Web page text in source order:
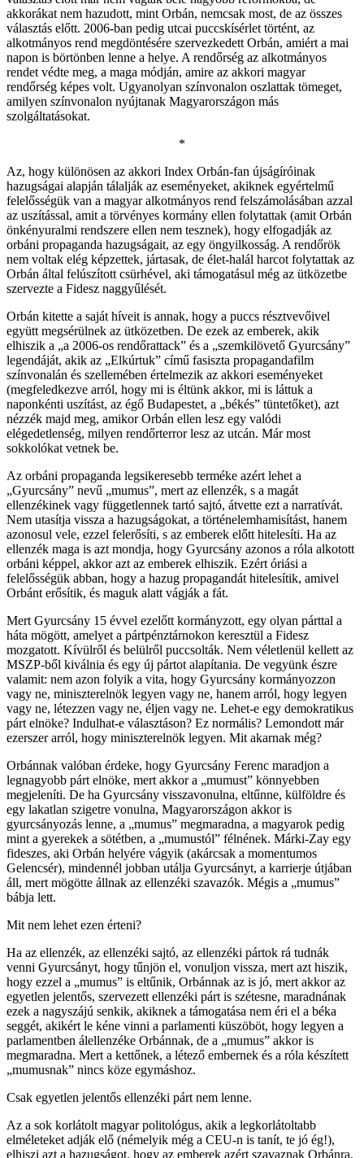
akkorákat nem hazudott, mint Orbán, nemcsak most, de az összes
választás előtt. 2006-ban pedig utcai puccskísérlet történt, az
alkotmányos rend megdöntésére szervezkedett Orbán, amiért a mai
napon is börtönben lenne a helye. A rendőrség az alkotmányos
rendet védte meg, a maga módján, amire az akkori magyar
rendőrség képes volt. Ugyanolyan színvonalon oszlattak tömeget,
amilyen színvonalon nyújtanak Magyarországon más
szolgáltatásokat.
*
Az, hogy különösen az akkori Index Orbán-fan újságíróinak
hazugságai alapján tálalják az eseményeket, akiknek egyértelmű
felelősségük van a magyar alkotmányos rend felszámolásában azzal
az uszítással, amit a törvényes kormány ellen folytattak (amit Orbán
önkényuralmi rendszere ellen nem tesznek), hogy elfogadják az
orbáni propaganda hazugságait, az egy öngyilkosság. A rendőrök
nem voltak elég képzettek, jártasak, de élet-halál harcot folytattak az
Orbán által felúszított csürhével, aki támogatásul még az ütközetbe
szervezte a Fidesz naggyűlését.
Orbán kitette a saját híveit is annak, hogy a puccs résztvevőivel
együtt megsérülnek az ütközetben. De ezek az emberek, akik
elhiszik a „a 2006-os rendőrattack” és a „szemkilövető Gyurcsány”
legendáját, akik az „Elkúrtuk” című fasiszta propagandafilm
színvonalán és szellemében értelmezik az akkori eseményeket
(megfeledkezve arról, hogy mi is éltünk akkor, mi is láttuk a
naponkénti uszítást, az égő Budapestet, a „békés” tüntetőket), azt
nézzék majd meg, amikor Orbán ellen lesz egy valódi
elégedetlenség, milyen rendőrterror lesz az utcán. Már most
sokkolókat vetnek be.
Az orbáni propaganda legsikeresebb terméke azért lehet a
„Gyurcsány” nevű „mumus”, mert az ellenzék, s a magát
ellenzékinek vagy függetlennek tartó sajtó, átvette ezt a narratívát.
Nem utasítja vissza a hazugságokat, a történelemhamisítást, hanem
azonosul vele, ezzel felerősíti, s az emberek előtt hitelesíti. Ha az
ellenzék maga is azt mondja, hogy Gyurcsány azonos a róla alkotott
orbáni képpel, akkor azt az emberek elhiszik. Ezért óriási a
felelősségük abban, hogy a hazug propagandát hitelesítik, amivel
Orbánt erősítik, és maguk alatt vágják a fát.
Mert Gyurcsány 15 évvel ezelőtt kormányzott, egy olyan párttal a
háta mögött, amelyet a pártpénztárnokon keresztül a Fidesz
mozgatott. Kívülről és belülről puccsolták. Nem véletlenül kellett az
MSZP-ből kiválnia és egy új pártot alapítania. De vegyünk észre
valamit: nem azon folyik a vita, hogy Gyurcsány kormányozzon
vagy ne, miniszterelnök legyen vagy ne, hanem arról, hogy legyen
vagy ne, létezzen vagy ne, éljen vagy ne. Lehet-e egy demokratikus
párt elnöke? Indulhat-e választáson? Ez normális? Lemondott már
ezerszer arról, hogy miniszterelnök legyen. Mit akarnak még?
Orbánnak valóban érdeke, hogy Gyurcsány Ferenc maradjon a
legnagyobb párt elnöke, mert akkor a „mumust” könnyebben
megjeleníti. De ha Gyurcsány visszavonulna, eltűnne, külföldre és
egy lakatlan szigetre vonulna, Magyarországon akkor is
gyurcsányozás lenne, a „mumus” megmaradna, a magyarok pedig
mint a gyerekek a sötétben, a „mumustól” félnének. Márki-Zay egy
fideszes, aki Orbán helyére vágyik (akárcsak a momentumos
Gelencsér), mindennél jobban utálja Gyurcsányt, a karrierje útjában
áll, mert mögötte állnak az ellenzéki szavazók. Mégis a „mumus”
bábja lett.
Mit nem lehet ezen érteni?
Ha az ellenzék, az ellenzéki sajtó, az ellenzéki pártok rá tudnák
venni Gyurcsányt, hogy tűnjön el, vonuljon vissza, mert azt hiszik,
hogy ezzel a „mumus” is eltűnik, Orbánnak az is jó, mert akkor az
egyetlen jelentős, szervezett ellenzéki párt is szétesne, maradnának
ezek a nagyszájú senkik, akiknek a támogatása nem éri el a béka
seggét, akikért le kéne vinni a parlamenti küszöböt, hogy legyen a
parlamentben álellenzéke Orbánnak, de a „mumus” akkor is
megmaradna. Mert a kettőnek, a létező embernek és a róla készített
„mumusnak” nincs köze egymáshoz.
Csak egyetlen jelentős ellenzéki párt nem lenne.
Az a sok korlátolt magyar politológus, akik a legkorlátoltabb
elméleteket adják elő (némelyik még a CEU-n is tanít, te jó ég!),
elhiszi azt a hazugságot, hogy az emberek azért szavaznak Orbánra,